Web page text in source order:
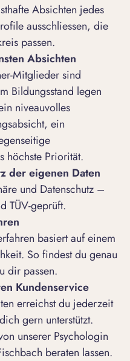
Absichten jedes
ausschliessen, die
passen.
Absichten
Mitgliedersind
Bildungsstand legen
niveauvolles
ein
höchste Priorität.
der eigenen Daten
und Datenschutz –
TÜV-geprüft.
basiert auf einem
. So findest du genau
dir passen.
Kundenservice
erreichst du jederzeit
gern unterstützt.
unserer Psychologin
beraten lassen.